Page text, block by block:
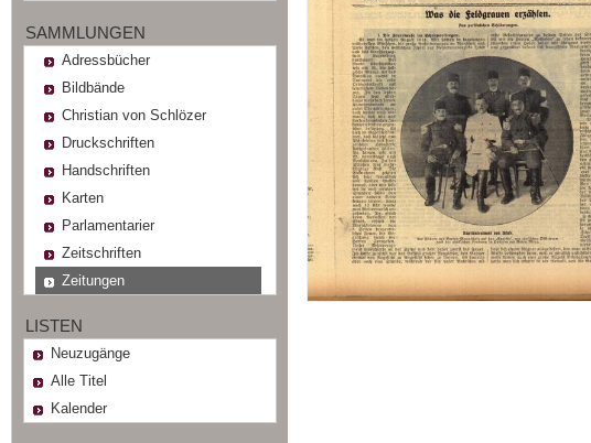
SAMMLUNGEN
Adressbücher
Bildbände
Christian von Schlözer
Druckschriften
Handschriften
Karten
Parlamentarier
Zeitschriften
Zeitungen
LISTEN
Neuzugänge
Alle Titel
Kalender